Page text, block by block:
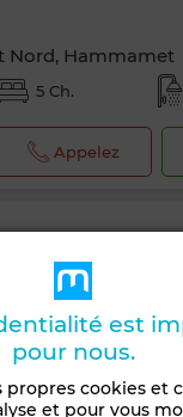
Nord, Hammamet
5 Ch.
Appelez
est
pour nous.
propres cookies et
et pour vous